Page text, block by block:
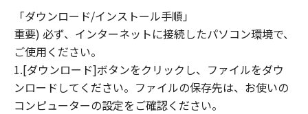
「ダウンロード/インストール手順」
重要) 必ず、インターネットに接続したパソコン環境で、
ご使用ください。
1.[ダウンロード]ボタンをクリックし、ファイルをダウ
ンロードしてください。ファイルの保存先は、お使いの
コンピューターの設定をご確認ください。